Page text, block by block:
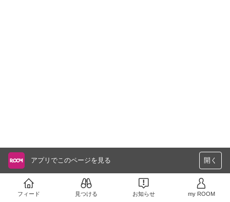
アプリでこのページを見る 開く
フィード 見つける お知らせ my ROOM